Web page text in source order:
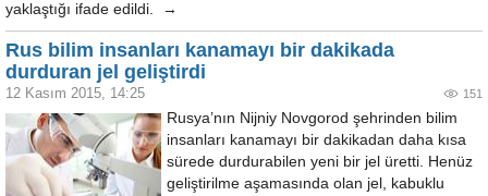
yaklaştığı ifade edildi. →
Rus bilim insanları kanamayı bir dakikada
durduran jel geliştirdi
12 Kasım 2015, 14:25 151
Rusya’nın Nijniy Novgorod şehrinden bilim
insanları kanamayı bir dakikadan daha kısa
sürede durdurabilen yeni bir jel üretti. Henüz
geliştirilme aşamasında olan jel, kabuklu